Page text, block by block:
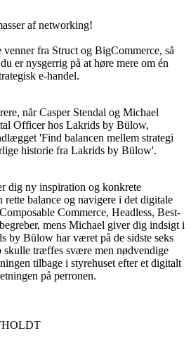
af networking!
fra Struct og BigCommerce, så
er nysgerrig på at høre mere om én
e-handel.
når Casper Stendal og Michael
Officer hos Lakrids by Bülow,
'Find balancen mellem strategi
historie fra Lakrids by Bülow'.
dig ny inspiration og konkrete
balance og navigere i det digitale
Commerce, Headless, Best-
mens Michael giver dig indsigt i
by Bülow har været på de sidste seks
skulle træffes svære men nødvendige
tilbage i styrehuset efter et digitalt
på perronen.